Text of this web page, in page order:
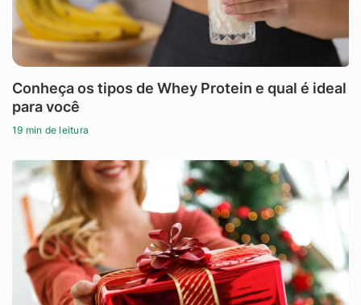
Conheça os tipos de Whey Protein e qual é ideal
para você
19 min de leitura